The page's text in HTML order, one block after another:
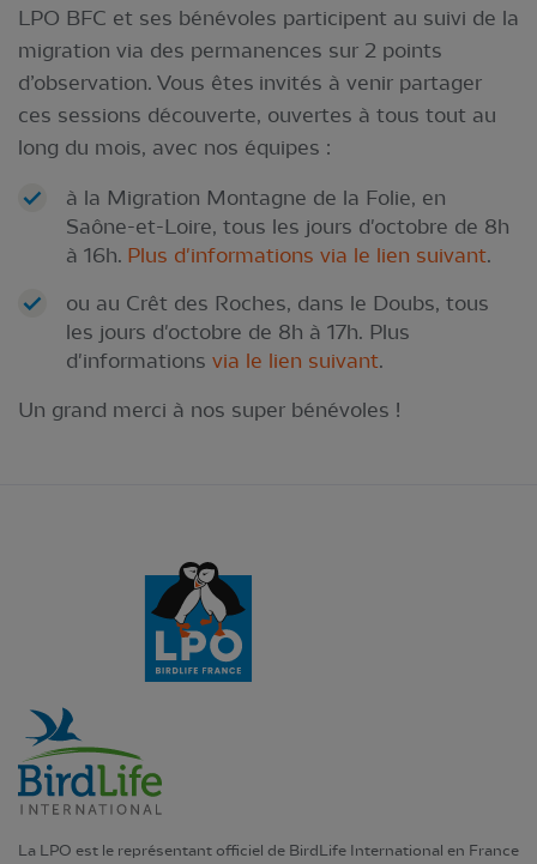
LPO BFC et ses bénévoles participent au suivi de la
migration via des permanences sur 2 points
d’observation. Vous êtes invités à venir partager
ces sessions découverte, ouvertes à tous tout au
long du mois, avec nos équipes :
à la Migration Montagne de la Folie, en
Saône-et-Loire, tous les jours d'octobre de 8h
à 16h. Plus d'informations via le lien suivant.
ou au Crêt des Roches, dans le Doubs, tous
les jours d'octobre de 8h à 17h. Plus
d'informations via le lien suivant.
Un grand merci à nos super bénévoles !
La LPO est le représentant officiel de BirdLife International en France